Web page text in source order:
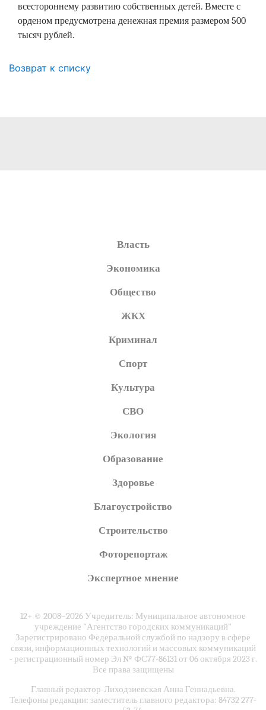
всестороннему развитию собственных детей. Вместе с
орденом предусмотрена денежная премия размером 500
тысяч рублей.
Возврат к списку
Власть
Экономика
Общество
ЖКХ
Криминал
Спорт
Культура
СВО
Экология
Образование
Здоровье
Благоустройство
Строительство
Фоторепортаж
Экспертное мнение
12+ © 2008–2026 Учредитель: Муниципальное автономное
учреждение "Агентство городских коммуникаций"
Зарегистрировано Федеральной службой по надзору в сфере
связи, информационных технологий и массовых коммуникаций
- регистрационный номер Эл № ФС77-86131 от 06 октября 2023 г.
Все права защищены
Главный редактор-Лиходзиевская Анна Геннадьевна.
Телефоны редакции: заместитель главного редактора: 84732 277-